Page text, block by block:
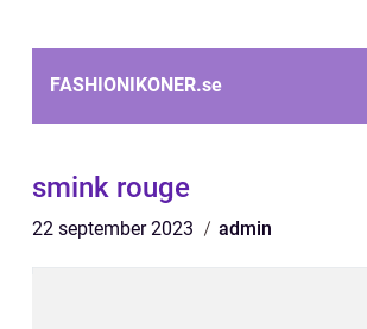
FASHIONIKONER.se
smink rouge
22 september 2023 admin